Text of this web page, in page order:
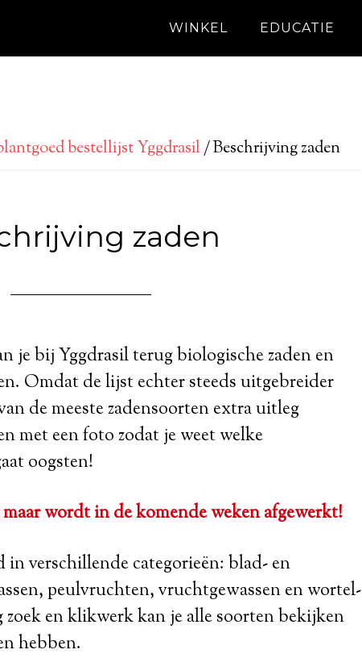
WINKEL EDUCATIE
bestellijst Yggdrasil/Beschrijving zaden
zaden
je bij Yggdrasil terug biologische zaden en
Omdat de lijst echter steeds uitgebreider
de meeste zadensoorten extra uitleg
met een foto zodat je weet welke
oogsten!
wordt in de komende weken afgewerkt!
in verschillende categorieën: blad- en
peulvruchten, vruchtgewassen en wortel-
zoek en klikwerk kan je alle soorten bekijken
hebben.